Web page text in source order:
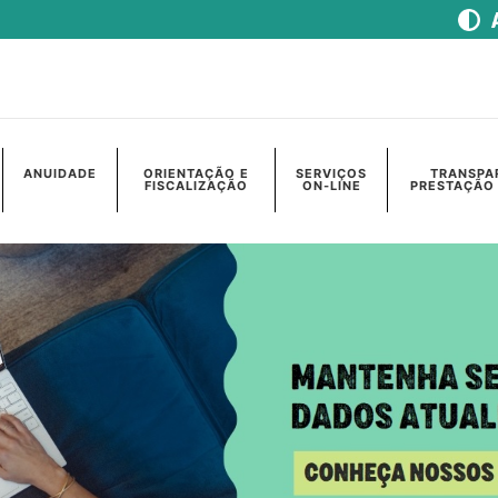
ANUIDADE ORIENTAÇÃO E
FISCALIZAÇÃO
SERVIÇOS
ON-LINE